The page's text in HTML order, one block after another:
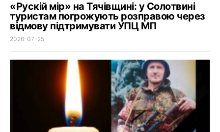
«Рускій мір» на Тячівщині: у Солотвині
туристам погрожують розправою через
відмову підтримувати УПЦ МП
2026-07-25